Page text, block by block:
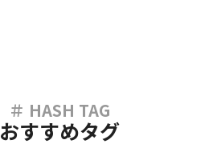
おすすめタグ